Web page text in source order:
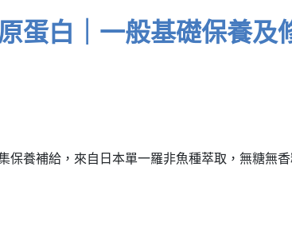
蛋白｜一般基礎保養及
保養補給，來自日本單一羅非魚種萃取，無糖無